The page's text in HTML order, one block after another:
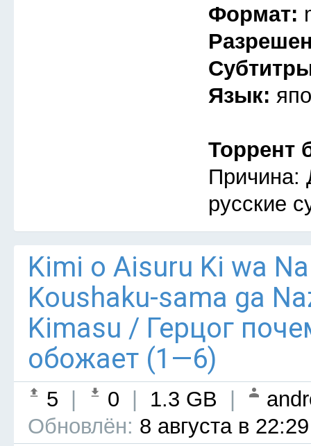
Формат:
Язык:
Торрент
Причина:
русские
Kimi o Aisuru Ki wa
Koushaku-sama ga
Kimasu / Герцог
обожает (1—6)
5 0 1.3 GB
Обновлён: 8 августа в 22:29